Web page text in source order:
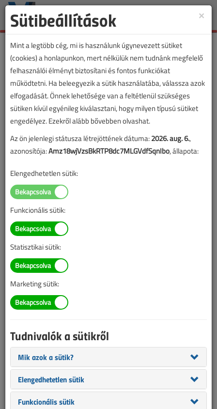
Toggle
Lapszám:
Méréstechnika
Hőkamerák villamos
szakembereknek
2015/4. lapszám| Koczka Péter
Figylem! Ez a cikk 11 éve frissült utoljára. A benne szereplő
információk mára aktualitásukat veszíthették, valamint a tartalom
helyenként hiányos lehet (képek, táblázatok stb.).
×
Sütibeállítások
Mint a legtöbb cég, mi is használunk úgynevezett sütiket
(cookies) a honlapunkon, mert nélkülük nem tudnánk megfelelő
felhasználói élményt biztosítani és fontos funkciókat
működtetni. Ha beleegyezik a sütik használatába, válassza azok
elfogadását. Önnek lehetősége van a feltétlenül szükséges
sütiken kívül egyénileg kiválasztani, hogy milyen típusú sütiket
engedélyez. Ezekről alább bővebben olvashat.
Az ön jelenlegi státusza létrejöttének dátuma:2026. aug. 6.,
azonosítója:Amz18wjVzsBkRTP8dc7MLGVdfSqnIbo, állapota:
Elengedhetetlen sütik:
Funkcionális sütik:
Statisztikai sütik:
Marketing sütik:
Tudnivalók a sütikről
Mik azok a sütik?
Elengedhetetlen sütik
Funkcionális sütik